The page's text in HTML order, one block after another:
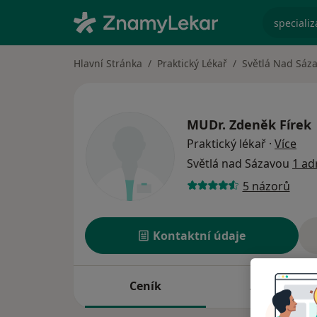
Hlavní Stránka Praktický Lékař Světlá Nad
MUDr. Zdeněk Fírek
Praktický lékař · Více
Světlá nad Sázavou 1
5 názorů
Kontaktní údaje
Ceník Adresy